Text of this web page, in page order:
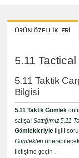
ÜRÜN ÖZELLİKLERİ
5.11
5.11 Taktik
Bilgisi
5.11 Taktik Gömlek
satışa! Sattığımız 5.11
Gömlekleriyle ilgili
Gömlekleri
iletişime geçin .